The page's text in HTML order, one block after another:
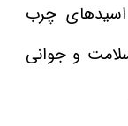
چرب
سلامت و جوانی